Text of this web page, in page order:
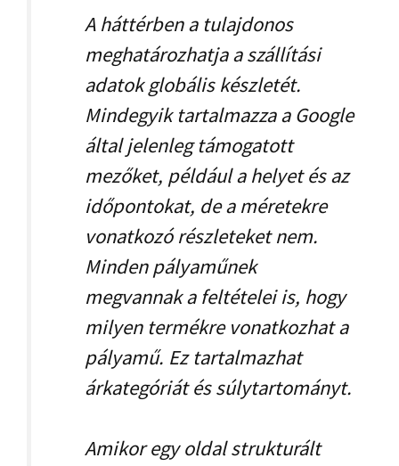
A háttérben a tulajdonos
meghatározhatja a szállítási
adatok globális készletét.
Mindegyik tartalmazza a Google
által jelenleg támogatott
mezőket, például a helyet és az
időpontokat, de a méretekre
vonatkozó részleteket nem.
Minden pályaműnek
megvannak a feltételei is, hogy
milyen termékre vonatkozhat a
pályamű. Ez tartalmazhat
árkategóriát és súlytartományt.
Amikor egy oldal strukturált